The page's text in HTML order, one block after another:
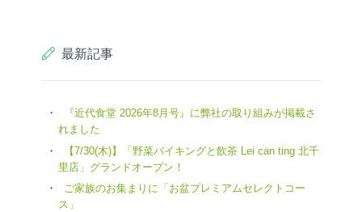
最新記事
『近代食堂 2026年8月号』に弊社の取り組みが掲載さ
れました
【7/30(木)】「野菜バイキングと飲茶 Lei can ting 北千
里店」グランドオープン！
ご家族のお集まりに「お盆プレミアムセレクトコー
ス」